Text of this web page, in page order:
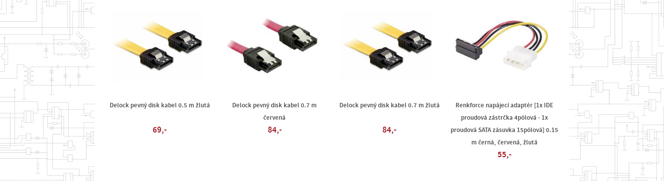
Delock pevný disk kabel 0.5 m žlutá
69,-
Delock pevný disk kabel 0.7 m
červená
84,-
Delock pevný disk kabel 0.7 m žlutá
84,-
Renkforce napájecí adaptér [1x IDE
proudová zástrčka 4pólová - 1x
proudová SATA zásuvka 15pólová] 0.15
m černá, červená, žlutá
55,-